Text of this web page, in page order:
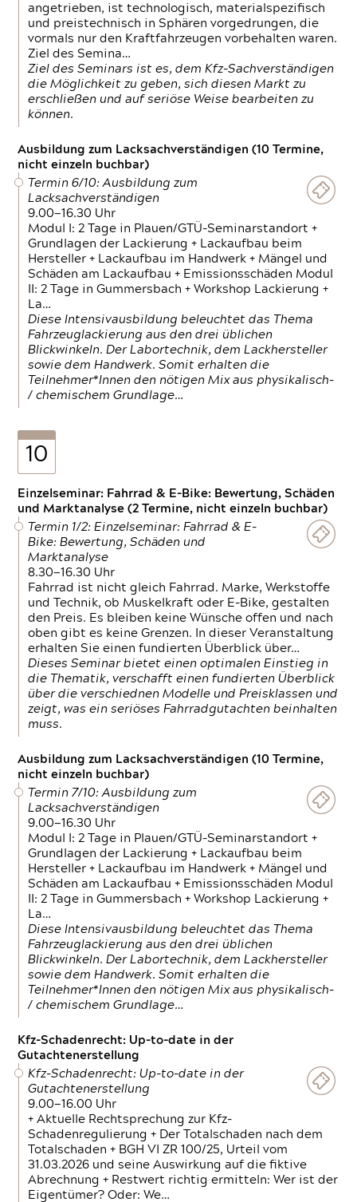
angetrieben, ist technologisch, materialspezifisch
und preistechnisch in Sphären vorgedrungen, die
vormals nur den Kraftfahrzeugen vorbehalten waren.
Ziel des Semina…
Ziel des Seminars ist es, dem Kfz-Sachverständigen
die Möglichkeit zu geben, sich diesen Markt zu
erschließen und auf seriöse Weise bearbeiten zu
können.
Ausbildung zum Lacksachverständigen (10 Termine,
nicht einzeln buchbar)
Termin 6/10: Ausbildung zum
Lacksachverständigen
9.00—16.30 Uhr
Modul I: 2 Tage in Plauen/GTÜ-Seminarstandort +
Grundlagen der Lackierung + Lackaufbau beim
Hersteller + Lackaufbau im Handwerk + Mängel und
Schäden am Lackaufbau + Emissionsschäden Modul
II: 2 Tage in Gummersbach + Workshop Lackierung +
La…
Diese Intensivausbildung beleuchtet das Thema
Fahrzeuglackierung aus den drei üblichen
Blickwinkeln. Der Labortechnik, dem Lackhersteller
sowie dem Handwerk. Somit erhalten die
Teilnehmer*Innen den nötigen Mix aus physikalisch-
/ chemischem Grundlage…
10
Einzelseminar: Fahrrad & E-Bike: Bewertung, Schäden
und Marktanalyse (2 Termine, nicht einzeln buchbar)
Termin 1/2: Einzelseminar: Fahrrad & E-
Bike: Bewertung, Schäden und
Marktanalyse
8.30—16.30 Uhr
Fahrrad ist nicht gleich Fahrrad. Marke, Werkstoffe
und Technik, ob Muskelkraft oder E-Bike, gestalten
den Preis. Es bleiben keine Wünsche offen und nach
oben gibt es keine Grenzen. In dieser Veranstaltung
erhalten Sie einen fundierten Überblick über…
Dieses Seminar bietet einen optimalen Einstieg in
die Thematik, verschafft einen fundierten Überblick
über die verschiednen Modelle und Preisklassen und
zeigt, was ein seriöses Fahrradgutachten beinhalten
muss.
Ausbildung zum Lacksachverständigen (10 Termine,
nicht einzeln buchbar)
Termin 7/10: Ausbildung zum
Lacksachverständigen
9.00—16.30 Uhr
Modul I: 2 Tage in Plauen/GTÜ-Seminarstandort +
Grundlagen der Lackierung + Lackaufbau beim
Hersteller + Lackaufbau im Handwerk + Mängel und
Schäden am Lackaufbau + Emissionsschäden Modul
II: 2 Tage in Gummersbach + Workshop Lackierung +
La…
Diese Intensivausbildung beleuchtet das Thema
Fahrzeuglackierung aus den drei üblichen
Blickwinkeln. Der Labortechnik, dem Lackhersteller
sowie dem Handwerk. Somit erhalten die
Teilnehmer*Innen den nötigen Mix aus physikalisch-
/ chemischem Grundlage…
Kfz-Schadenrecht: Up-to-date in der
Gutachtenerstellung
Kfz-Schadenrecht: Up-to-date in der
Gutachtenerstellung
9.00—16.00 Uhr
+ Aktuelle Rechtsprechung zur Kfz-
Schadenregulierung + Der Totalschaden nach dem
Totalschaden + BGH VI ZR 100/25, Urteil vom
31.03.2026 und seine Auswirkung auf die fiktive
Abrechnung + Restwert richtig ermitteln: Wer ist der
Eigentümer? Oder: We…